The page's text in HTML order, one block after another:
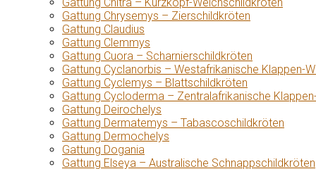
Gattung Chrysemys – Zierschildkröten
Gattung Claudius
Gattung Clemmys
Gattung Cuora – Scharnierschildkröten
Gattung Cyclanorbis – Westafrikanische Klappen-
Gattung Cyclemys – Blattschildkröten
Gattung Cycloderma – Zentralafrikanische
Gattung Deirochelys
Gattung Dermatemys – Tabascoschildkröten
Gattung Dermochelys
Gattung Dogania
Gattung Elseya – Australische Schnappschildkröten